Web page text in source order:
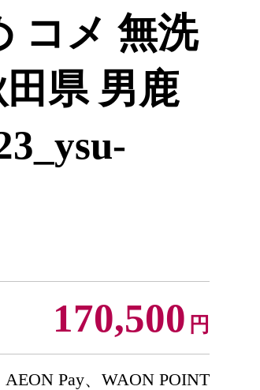
コメ 無洗
県 男鹿
170,500 円
Pay、WAON POINT